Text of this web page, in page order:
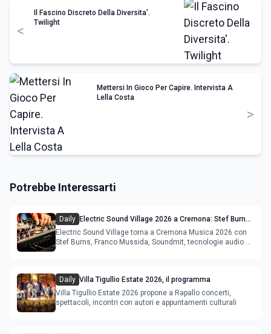
<
Il Fascino Discreto Della Diversita'.
Twilight
Mettersi In Gioco Per Capire. Intervista A
Lella Costa
>
Potrebbe Interessarti
Daily Electric Sound Village 2026 a Cremona: Stef Burns,
Soundmit e Young Band Contest, il programma
Electric Sound Village torna a Cremona Musica 2026 con
Stef Burns, Franco Mussida, Soundmit, tecnologie audio e
Daily Villa Tigullio Estate 2026, il programma
Villa Tigullio Estate 2026 propone a Rapallo concerti,
spettacoli, incontri con autori e appuntamenti culturali